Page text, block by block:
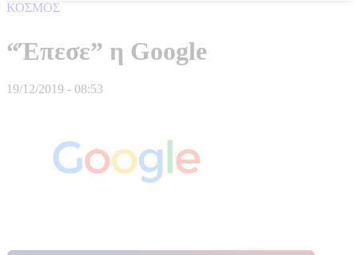
ΚΟΣΜΟΣ
“Έπεσε” η Google
19/12/2019 - 08:53